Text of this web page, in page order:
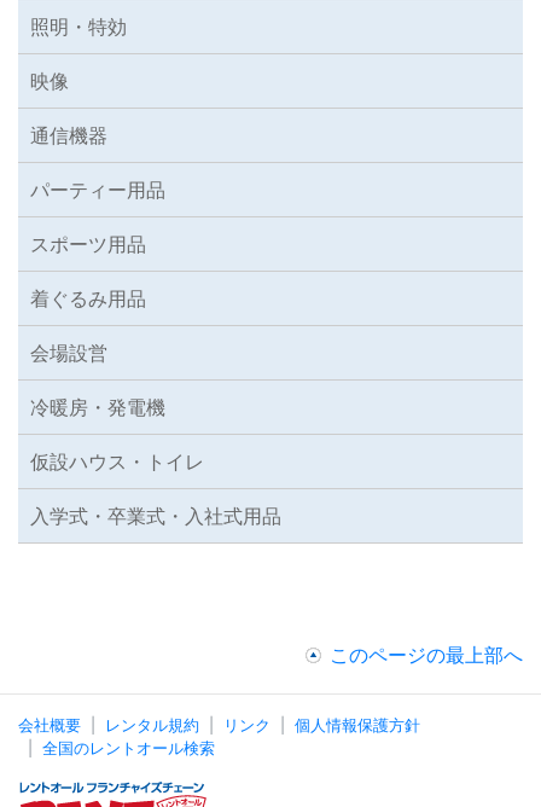
照明・特効
映像
通信機器
パーティー用品
スポーツ用品
着ぐるみ用品
会場設営
冷暖房・発電機
仮設ハウス・トイレ
入学式・卒業式・入社式用品
このページの最上部へ
会社概要 レンタル規約 リンク
個人情報保護方針
全国のレントオール検索